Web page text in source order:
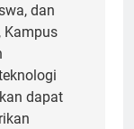
dan
Kampus
dapat